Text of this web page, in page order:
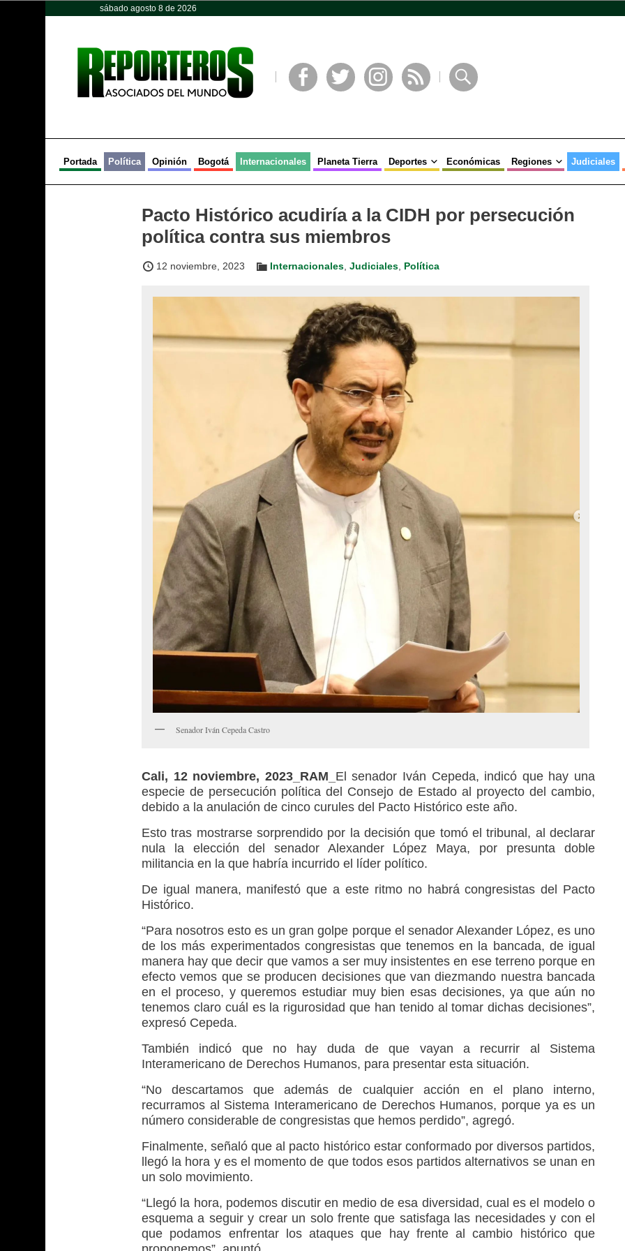
sábado agosto 8 de 2026
Portada Política Opinión Bogotá Internacionales Planeta Tierra Deportes Económicas Regiones Judiciales
Pacto Histórico acudiría a la CIDH por persecución
política contra sus miembros
12 noviembre, 2023 Internacionales Judiciales Política
Senador Iván Cepeda Castro
Cali, 12 noviembre, 2023_RAM_ El senador Iván Cepeda, indicó que hay una
especie de persecución política del Consejo de Estado al proyecto del cambio,
debido a la anulación de cinco curules del Pacto Histórico este año.
Esto tras mostrarse sorprendido por la decisión que tomó el tribunal, al declarar
nula la elección del senador Alexander López Maya, por presunta doble
militancia en la que habría incurrido el líder político.
De igual manera, manifestó que a este ritmo no habrá congresistas del Pacto
Histórico.
“Para nosotros esto es un gran golpe porque el senador Alexander López, es uno
de los más experimentados congresistas que tenemos en la bancada, de igual
manera hay que decir que vamos a ser muy insistentes en ese terreno porque en
efecto vemos que se producen decisiones que van diezmando nuestra bancada
en el proceso, y queremos estudiar muy bien esas decisiones, ya que aún no
tenemos claro cuál es la rigurosidad que han tenido al tomar dichas decisiones”,
expresó Cepeda.
También indicó que no hay duda de que vayan a recurrir al Sistema
Interamericano de Derechos Humanos, para presentar esta situación.
“No descartamos que además de cualquier acción en el plano interno,
recurramos al Sistema Interamericano de Derechos Humanos, porque ya es un
número considerable de congresistas que hemos perdido”, agregó.
Finalmente, señaló que al pacto histórico estar conformado por diversos partidos,
llegó la hora y es el momento de que todos esos partidos alternativos se unan en
un solo movimiento.
“Llegó la hora, podemos discutir en medio de esa diversidad, cual es el modelo o
esquema a seguir y crear un solo frente que satisfaga las necesidades y con el
que podamos enfrentar los ataques que hay frente al cambio histórico que
Opinión Política